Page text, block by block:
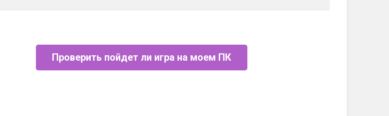
Проверить пойдет ли игра на моем ПК